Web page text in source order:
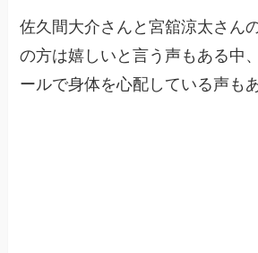
佐久間大介さんと宮舘涼太さん
の方は嬉しいと言う声もある中
ールで身体を心配している声も